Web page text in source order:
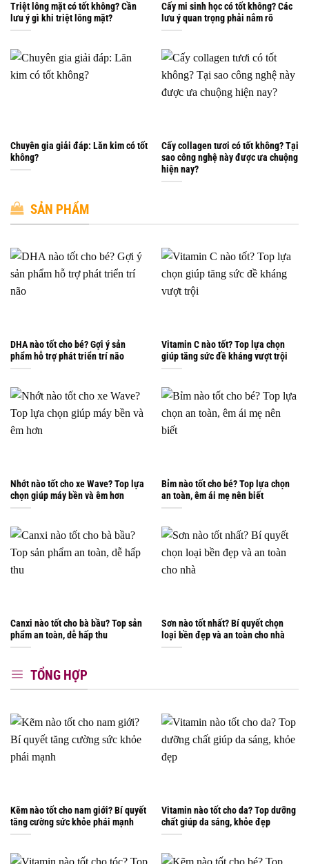
Triệt lông mặt có tốt không? Cần
lưu ý gì khi triệt lông mặt?
Cấy mi sinh học có tốt không? Các
lưu ý quan trọng phải nắm rõ
Chuyên gia giải đáp: Lăn kim có tốt
không?
Cấy collagen tươi có tốt không? Tại
sao công nghệ này được ưa chuộng
hiện nay?
SẢN PHẨM
DHA nào tốt cho bé? Gợi ý sản
phẩm hỗ trợ phát triển trí não
Vitamin C nào tốt? Top lựa chọn
giúp tăng sức đề kháng vượt trội
Nhớt nào tốt cho xe Wave? Top lựa
chọn giúp máy bền và êm hơn
Bỉm nào tốt cho bé? Top lựa chọn
an toàn, êm ái mẹ nên biết
Canxi nào tốt cho bà bầu? Top sản
phẩm an toàn, dễ hấp thu
Sơn nào tốt nhất? Bí quyết chọn
loại bền đẹp và an toàn cho nhà
TỔNG HỢP
Kẽm nào tốt cho nam giới? Bí quyết
tăng cường sức khỏe phái mạnh
Vitamin nào tốt cho da? Top dưỡng
chất giúp da sáng, khỏe đẹp